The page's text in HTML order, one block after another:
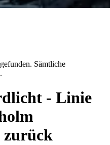
Sämtliche
- Linie
zurück